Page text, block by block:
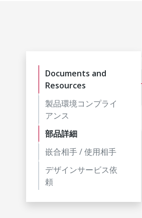
Documents and
Resources
製品環境コンプライ
アンス
部品詳細
嵌合相手 / 使用相手
デザインサービス依
頼